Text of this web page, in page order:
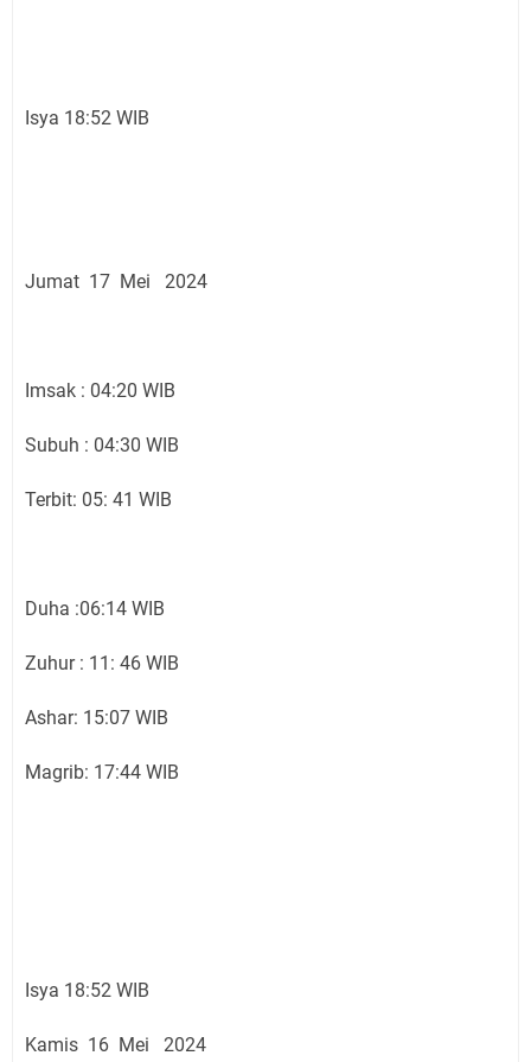
Isya 18:52 WIB
Jumat 17 Mei 2024
Imsak : 04:20 WIB
Subuh : 04:30 WIB
Terbit: 05: 41 WIB
Duha :06:14 WIB
Zuhur : 11: 46 WIB
Ashar: 15:07 WIB
Magrib: 17:44 WIB
Isya 18:52 WIB
Kamis 16 Mei 2024